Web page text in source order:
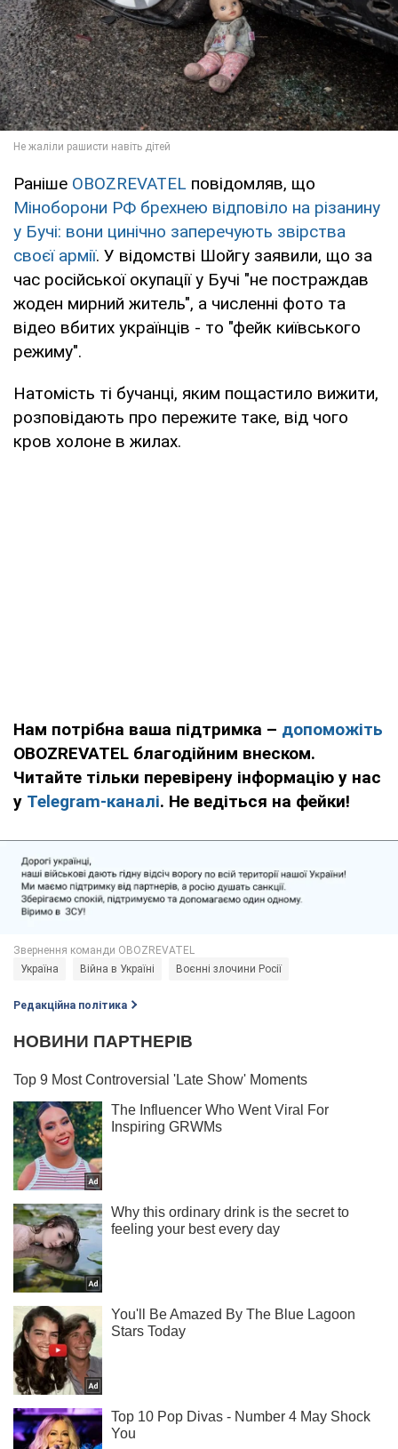
Раніше OBOZREVATEL повідомляв, що
Міноборони РФ брехнею відповіло на різанину
у Бучі: вони цинічно заперечують звірства
своєї армії. У відомстві Шойгу заявили, що за
час російської окупації у Бучі "не постраждав
жоден мирний житель", а численні фото та
відео вбитих українців - то "фейк київського
режиму".
Натомість ті бучанці, яким пощастило вижити,
розповідають про пережите таке, від чого
кров холоне в жилах.
Нам потрібна ваша підтримка – допоможіть
OBOZREVATEL благодійним внеском.
Читайте тільки перевірену інформацію у нас
у Telegram-каналі. Не ведіться на фейки!
Україна Війна в Україні Воєнні злочини Росії
Редакційна політика